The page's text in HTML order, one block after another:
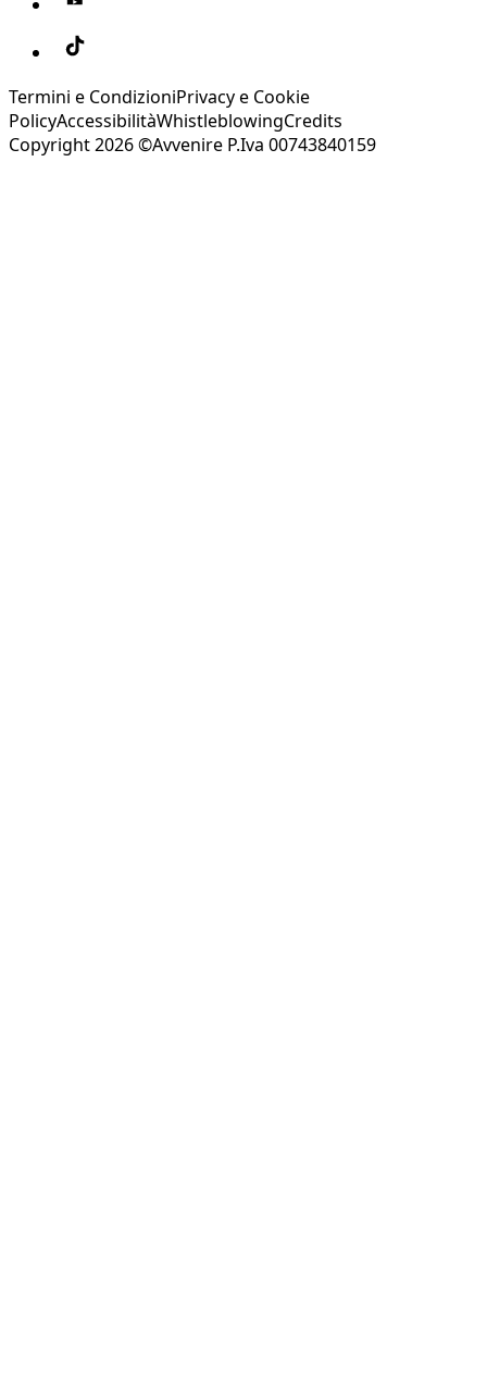
Termini e CondizioniPrivacy e Cookie
PolicyAccessibilitàWhistleblowingCredits
Copyright 2026 ©Avvenire P.Iva 00743840159